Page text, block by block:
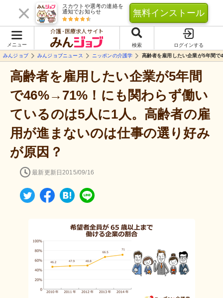
スカウトや選考の連絡を
通知でお知らせ
無料インストール
メニュー
介護･医療求人サイト
検索
ログインする
みんジョブ
みんジョブニュース ニッポンの介護学 高齢者を雇用したい企業が5年間
高齢者を雇用したい企業が5年間
で46%→71%！にも関わらず働い
ているのは5人に1人。高齢者の雇
用が進まないのは仕事の選り好み
が原因？
最新更新日2015/09/16